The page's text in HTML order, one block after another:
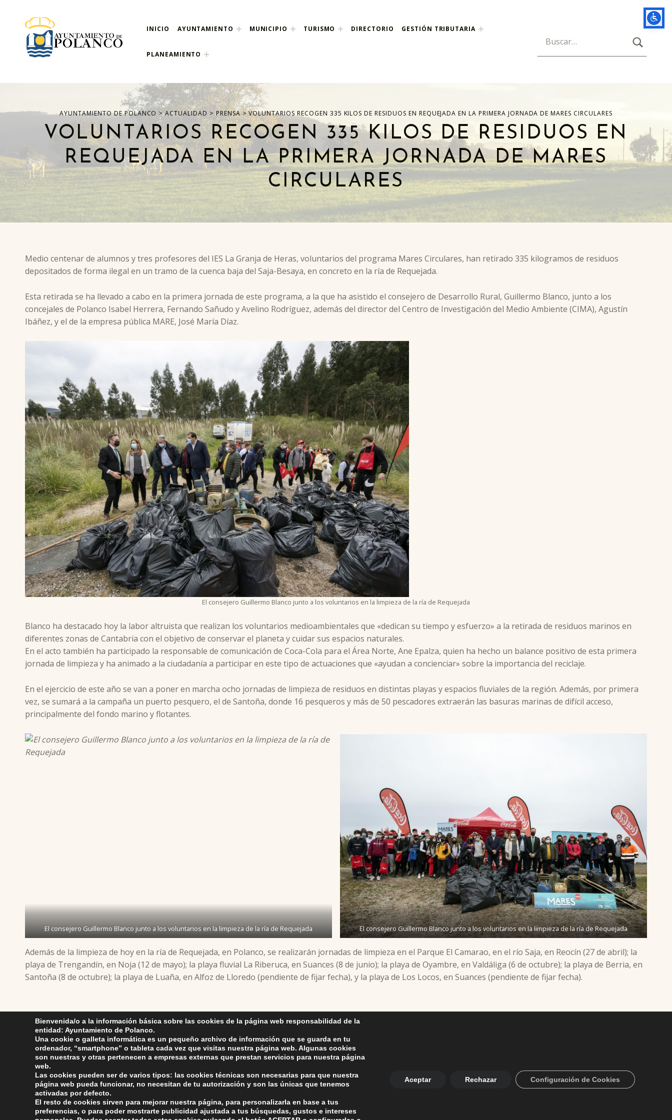
ayuntamiento de polanco
AYUNTAMIENTO DE POLANCO
INICIO AYUNTAMIENTO MUNICIPIO TURISMO DIRECTORIO GESTIÓN TRIBUTARIA
PLANEAMIENTO
Búsqueda para:
AYUNTAMIENTO DE POLANCO >ACTUALIDAD > PRENSA>VOLUNTARIOS RECOGEN 335 KILOS DE RESIDUOS EN REQUEJADA EN LA PRIMERA JORNADA DE MARES CIRCULARES
VOLUNTARIOS RECOGEN 335 KILOS DE RESIDUOS EN
REQUEJADA EN LA PRIMERA JORNADA DE MARES
CIRCULARES
Medio centenar de alumnos y tres profesores del IES La Granja de Heras, voluntarios del programa Mares Circulares, han retirado 335 kilogramos de residuos
depositados de forma ilegal en un tramo de la cuenca baja del Saja-Besaya, en concreto en la ría de Requejada.
Esta retirada se ha llevado a cabo en la primera jornada de este programa, a la que ha asistido el consejero de Desarrollo Rural, Guillermo Blanco, junto a los
concejales de Polanco Isabel Herrera, Fernando Sañudo y Avelino Rodríguez, además del director del Centro de Investigación del Medio Ambiente (CIMA), Agustín
Ibáñez, y el de la empresa pública MARE, José María Díaz.
El consejero Guillermo Blanco junto a los voluntarios en la limpieza de la ría de Requejada
Blanco ha destacado hoy la labor altruista que realizan los voluntarios medioambientales que «dedican su tiempo y esfuerzo» a la retirada de residuos marinos en
diferentes zonas de Cantabria con el objetivo de conservar el planeta y cuidar sus espacios naturales.
En el acto también ha participado la responsable de comunicación de Coca-Cola para el Área Norte, Ane Epalza, quien ha hecho un balance positivo de esta primera
jornada de limpieza y ha animado a la ciudadanía a participar en este tipo de actuaciones que «ayudan a concienciar» sobre la importancia del reciclaje.
En el ejercicio de este año se van a poner en marcha ocho jornadas de limpieza de residuos en distintas playas y espacios fluviales de la región. Además, por primera
vez, se sumará a la campaña un puerto pesquero, el de Santoña, donde 16 pesqueros y más de 50 pescadores extraerán las basuras marinas de difícil acceso,
principalmente del fondo marino y flotantes.
El consejero Guillermo Blanco junto a los voluntarios en la limpieza de la ría de Requejada El consejero Guillermo Blanco junto a los voluntarios en la limpieza de la ría de Requejada
Además de la limpieza de hoy en la ría de Requejada, en Polanco, se realizarán jornadas de limpieza en el Parque El Camarao, en el río Saja, en Reocín (27 de abril); la
playa de Trengandín, en Noja (12 de mayo); la playa fluvial La Riberuca, en Suances (8 de junio); la playa de Oyambre, en Valdáliga (6 de octubre); la playa de Berria, en
Santoña (8 de octubre); la playa de Luaña, en Alfoz de Lloredo (pendiente de fijar fecha), y la playa de Los Locos, en Suances (pendiente de fijar fecha).
Skip back to main navigation
ayuntamiento de polanco
AYUNTAMIENTO DE POLANCO
Ayuntamiento de Polanco. La iglesia R-29 39313 Polanco Cantabria.
Compromiso con la Protección de Datos Personales-Política de Cookies
Bienvenida/o a la información básica sobre las cookies de la página web responsabilidad de la
entidad: Ayuntamiento de Polanco.
Una cookie o galleta informática es un pequeño archivo de información que se guarda en tu
ordenador, “smartphone” o tableta cada vez que visitas nuestra página web. Algunas cookies
son nuestras y otras pertenecen a empresas externas que prestan servicios para nuestra página
web.
Las cookies pueden ser de varios tipos: las cookies técnicas son necesarias para que nuestra
página web pueda funcionar, no necesitan de tu autorización y son las únicas que tenemos
activadas por defecto.
El resto de cookies sirven para mejorar nuestra página, para personalizarla en base a tus
preferencias, o para poder mostrarte publicidad ajustada a tus búsquedas, gustos e intereses
Aceptar Rechazar Configuración de Cookies